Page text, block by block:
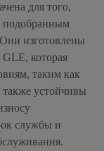
для того,
подобранным
изготовлены
которая
таким как
устойчивы
службы и